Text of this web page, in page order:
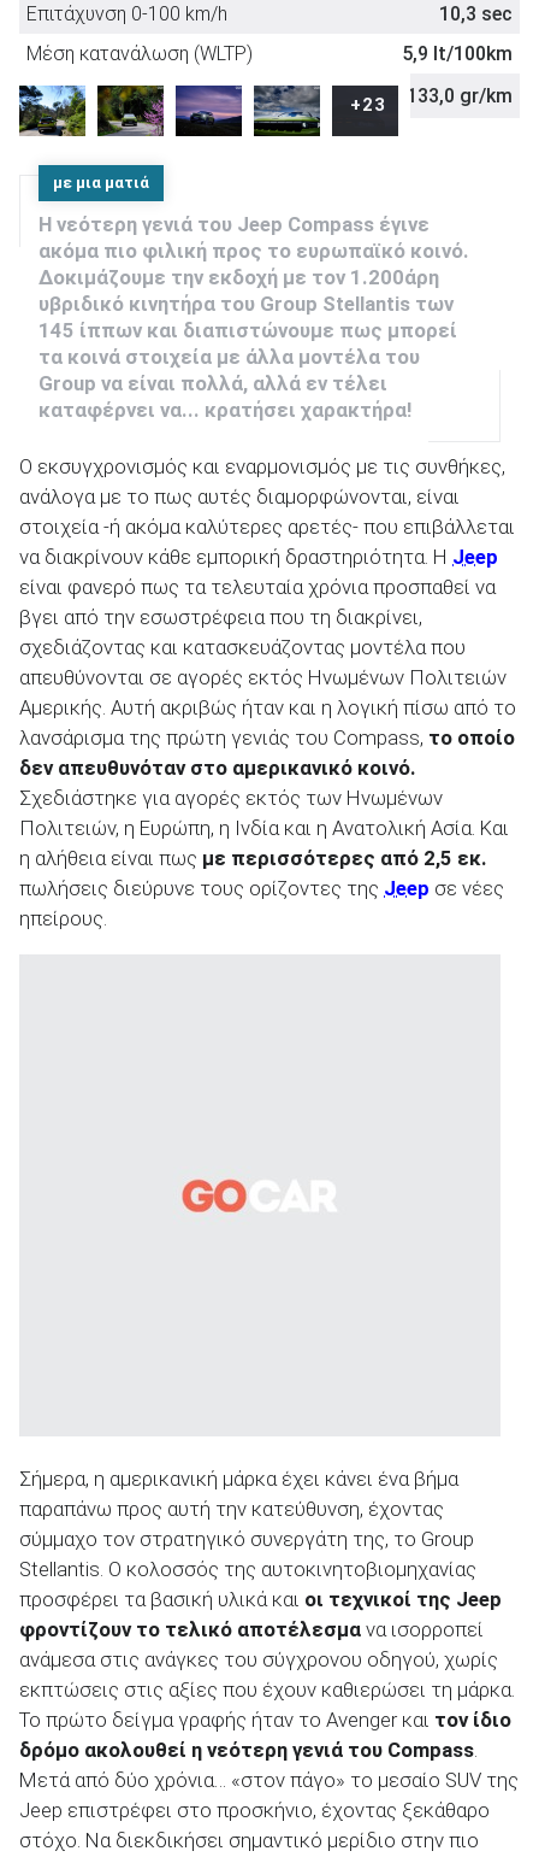
Επιχειρήσεις
ΑΝΑΖΗΤΗΣΗ
Επιτάχυνση 0-100 km/h
10,3 sec
Μέση κατανάλωση (WLTP)
5,9 lt/100km
Εκπομπές CO2(WLTP) 133,0 gr/km
+23
με μια ματιά
H νεότερη γενιά του Jeep Compass έγινε
ακόμα πιο φιλική προς το ευρωπαϊκό κοινό.
Δοκιμάζουμε την εκδοχή με τον 1.200άρη
υβριδικό κινητήρα του Group Stellantis των
145 ίππων και διαπιστώνουμε πως μπορεί
τα κοινά στοιχεία με άλλα μοντέλα του
Group να είναι πολλά, αλλά εν τέλει
καταφέρνει να... κρατήσει χαρακτήρα!
Ο εκσυγχρονισμός και εναρμονισμός με τις συνθήκες,
ανάλογα με το πως αυτές διαμορφώνονται, είναι
στοιχεία -ή ακόμα καλύτερες αρετές- που επιβάλλεται
να διακρίνουν κάθε εμπορική δραστηριότητα. Η Jeep
είναι φανερό πως τα τελευταία χρόνια προσπαθεί να
βγει από την εσωστρέφεια που τη διακρίνει,
σχεδιάζοντας και κατασκευάζοντας μοντέλα που
απευθύνονται σε αγορές εκτός Ηνωμένων Πολιτειών
Αμερικής. Αυτή ακριβώς ήταν και η λογική πίσω από το
λανσάρισμα της πρώτη γενιάς του Compass, το οποίο
δεν απευθυνόταν στο αμερικανικό κοινό.
Σχεδιάστηκε για αγορές εκτός των Ηνωμένων
Πολιτειών, η Ευρώπη, η Ινδία και η Ανατολική Ασία. Και
η αλήθεια είναι πως με περισσότερες από 2,5 εκ.
πωλήσεις διεύρυνε τους ορίζοντες της Jeep σε νέες
ηπείρους.
Σήμερα, η αμερικανική μάρκα έχει κάνει ένα βήμα
παραπάνω προς αυτή την κατεύθυνση, έχοντας
σύμμαχο τον στρατηγικό συνεργάτη της, το Group
Stellantis. Ο κολοσσός της αυτοκινητοβιομηχανίας
προσφέρει τα βασική υλικά και οι τεχνικοί της Jeep
φροντίζουν το τελικό αποτέλεσμα να ισορροπεί
ανάμεσα στις ανάγκες του σύγχρονου οδηγού, χωρίς
εκπτώσεις στις αξίες που έχουν καθιερώσει τη μάρκα.
Το πρώτο δείγμα γραφής ήταν το Avenger και τον ίδιο
δρόμο ακολουθεί η νεότερη γενιά του Compass.
Μετά από δύο χρόνια… «στον πάγο» το μεσαίο SUV της
Jeep επιστρέφει στο προσκήνιο, έχοντας ξεκάθαρο
στόχο. Να διεκδικήσει σημαντικό μερίδιο στην πιο